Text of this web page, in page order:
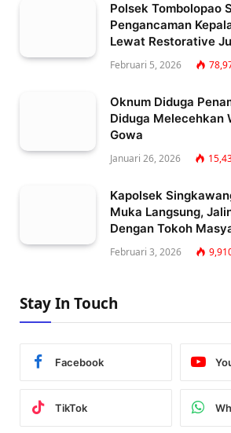
Polsek Tombolopao
Pengancaman
Lewat Restorative
Februari 5, 2026
Oknum Diduga
Diduga Melecehkan
Gowa
Januari 26, 2026
Kapolsek
Muka Langsung,
Dengan Tokoh
Februari 3, 2026
Stay In Touch
Facebook
TikTok